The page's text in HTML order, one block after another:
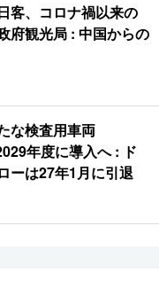
客、コロナ禍以来の
府観光局 : 中国からの
な検査用車両
年度に導入へ : ド
ーは27年1月に引退